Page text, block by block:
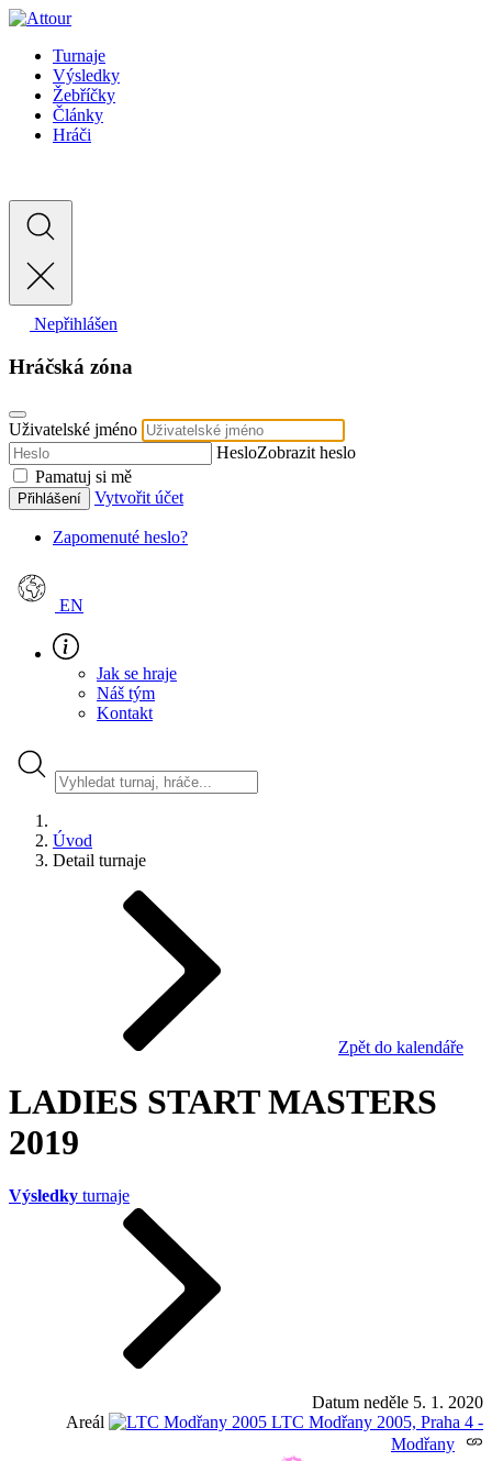
Turnaje
Výsledky
Žebříčky
Články
Hráči
Nepřihlášen
Hráčská zóna
Uživatelské jméno
HesloZobrazit heslo
Pamatuj si mě
Přihlášení Vytvořit účet
Zapomenuté heslo?
EN
Jak se hraje
Náš tým
Kontakt
Úvod
Detail turnaje
Zpět do kalendáře
LADIES START MASTERS
2019
Výsledky turnaje
Datum neděle 5. 1. 2020
Areál
LTC Modřany 2005, Praha 4 -
Modřany